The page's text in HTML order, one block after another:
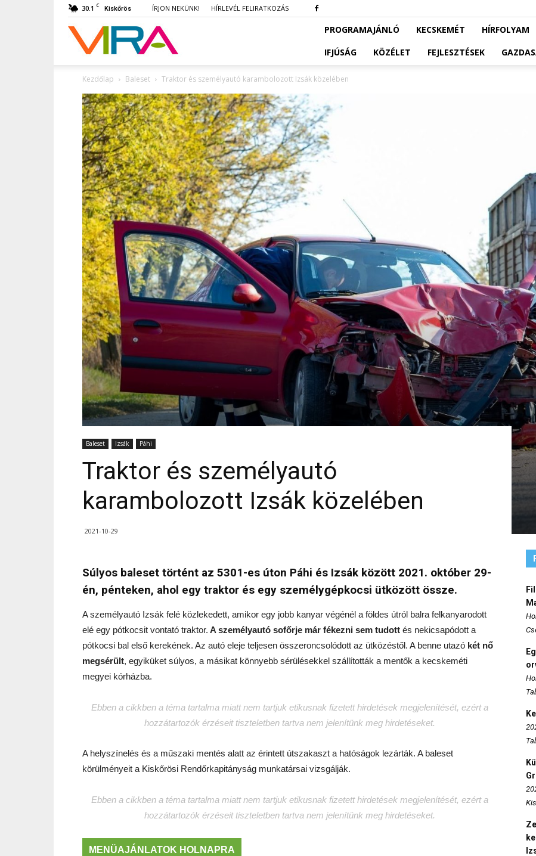
30.1 C Kiskőrös ÍRJON NEKÜNK! HÍRLEVÉL FELIRATKOZÁS
VIRA PROGRAMAJÁNLÓ KECSKEMÉT HÍRFOLYAM
IFJÚSÁG
KÖZÉLET FEJLESZTÉSEK
Kezdőlap Baleset Traktor és személyautó karambolozott Izsák közelében
Baleset Izsák Páhi
Traktor és személyautó
karambolozott Izsák közelében
2021-10-29
Súlyos baleset történt az 5301-es úton Páhi és Izsák között 2021. október 29-
én, pénteken, ahol egy traktor és egy személygépkocsi ütközött össze.
A személyautó Izsák felé közlekedett, amikor egy jobb kanyar végénél a földes útról balra felkanyarodott
elé egy pótkocsit vontató traktor. A személyautó sofőrje már fékezni sem tudott és nekicsapódott a
pótkocsi bal első kerekének. Az autó eleje teljesen összeroncsolódott az ütközéstől. A benne utazó két nő
megsérült, egyiküket súlyos, a másikat könnyebb sérülésekkel szállították a mentők a kecskeméti
megyei kórházba.
Ebben a cikkben a téma tartalma miatt nem tartjuk etikusnak fizetett hirdetések megjelenítését, ezért a
hozzátartozók érzéseit tiszteletben tartva nem jelenítünk meg hirdetéseket.
A helyszínelés és a műszaki mentés alatt az érintett útszakaszt a hatóságok lezárták. A baleset
körülményeit a Kiskőrösi Rendőrkapitányság munkatársai vizsgálják.
Ebben a cikkben a téma tartalma miatt nem tartjuk etikusnak fizetett hirdetések megjelenítését, ezért a
hozzátartozók érzéseit tiszteletben tartva nem jelenítünk meg hirdetéseket.
MENÜAJÁNLATOK HOLNAPRA